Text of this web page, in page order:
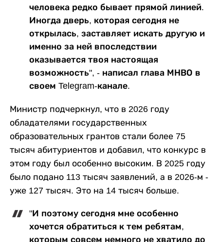
человека редко бывает прямой линией.
Иногда дверь, которая сегодня не
открылась, заставляет искать другую и
именно за ней впоследствии
оказывается твоя настоящая
возможность", - написал глава МНВО в
своем Telegram-канале.
Министр подчеркнул, что в 2026 году
обладателями государственных
образовательных грантов стали более 75
тысяч абитуриентов и добавил, что конкурс в
этом году был особенно высоким. В 2025 году
было подано 113 тысяч заявлений, а в 2026-м -
уже 127 тысяч. Это на 14 тысяч больше.
"И поэтому сегодня мне особенно
хочется обратиться к тем ребятам,
которым совсем немного не хватило до